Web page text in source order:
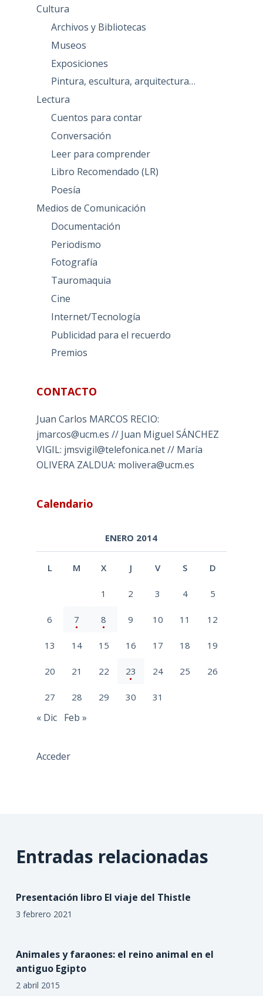
Cultura
Archivos y Bibliotecas
Museos
Exposiciones
Pintura, escultura, arquitectura…
Lectura
Cuentos para contar
Conversación
Leer para comprender
Libro Recomendado (LR)
Poesía
Medios de Comunicación
Documentación
Periodismo
Fotografía
Tauromaquia
Cine
Internet/Tecnología
Publicidad para el recuerdo
Premios
CONTACTO
Juan Carlos MARCOS RECIO:
jmarcos@ucm.es // Juan Miguel SÁNCHEZ
VIGIL: jmsvigil@telefonica.net // María
OLIVERA ZALDUA: molivera@ucm.es
Calendario
ENERO 2014
L M X J V S D
1 2 3 4 5
6 7 8 9 10 11 12
13 14 15 16 17 18 19
20 21 22 23 24 25 26
27 28 29 30 31
« Dic Feb »
Acceder
Entradas relacionadas
Presentación libro El viaje del Thistle
3 febrero 2021
Animales y faraones: el reino animal en el
antiguo Egipto
2 abril 2015